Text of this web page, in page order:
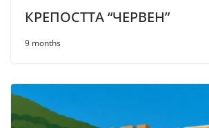
КРЕПОСТТА “ЧЕРВЕН”
9 months